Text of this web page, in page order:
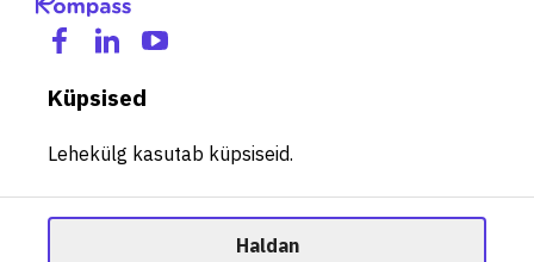
Küpsised
Lehekülg kasutab küpsiseid.
Haldan